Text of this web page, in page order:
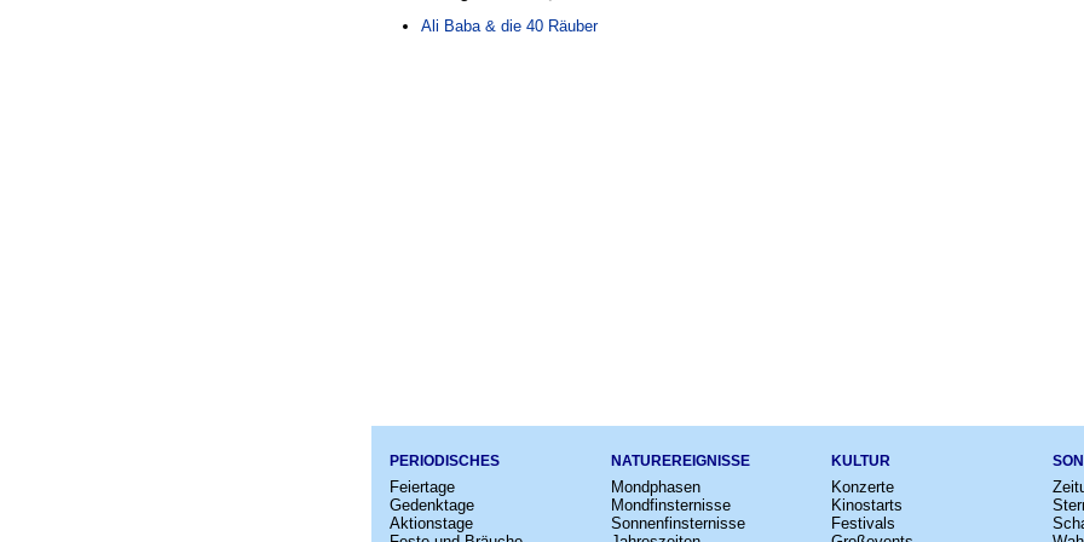
Ali Baba & die 40 Räuber
PERIODISCHES
Feiertage
Gedenktage
Aktionstage
NATUREREIGNISSE
Mondphasen
Mondfinsternisse
Sonnenfinsternisse
KULTUR
Konzerte
Kinostarts
Festivals